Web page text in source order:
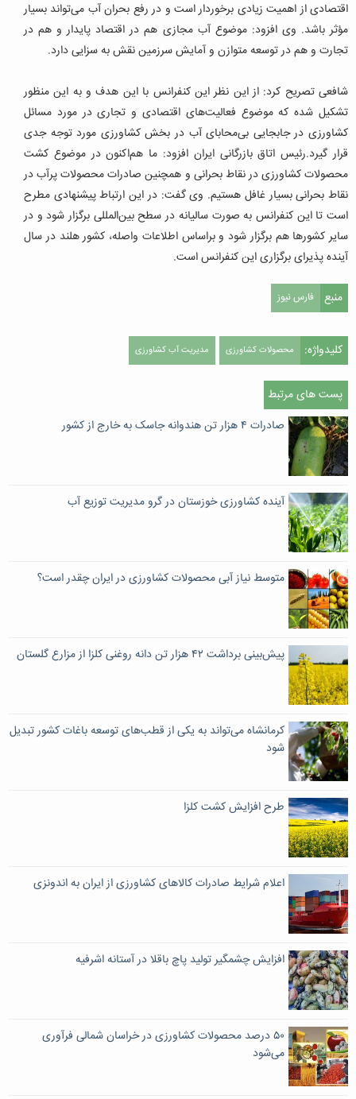
اقتصادی از اهمیت زیادی برخوردار است و در رفع بحران آب می‌تواند بسیار
مؤثر باشد. وی افزود: موضوع آب مجازی هم در اقتصاد پایدار و هم در
تجارت و هم در توسعه متوازن و آمایش سرزمین نقش به سزایی دارد.
شافعی تصریح کرد:‌ از این نظر این کنفرانس با این هدف و به این منظور
تشکیل شده که موضوع فعالیت‌های اقتصادی و تجاری در مورد مسائل
کشاورزی در جابجایی بی‌محابای آب در بخش کشاورزی مورد توجه جدی
قرار گیرد.رئیس اتاق بازرگانی ایران افزود: ما هم‌اکنون در موضوع کشت
محصولات کشاورزی در نقاط بحرانی و همچنین صادرات محصولات پرآب در
نقاط بحرانی بسیار غافل هستیم. وی گفت: در این ارتباط پیشنهادی مطرح
است تا این کنفرانس به صورت سالیانه در سطح بین‌المللی برگزار شود و در
سایر کشورها هم برگزار شود و براساس اطلاعات واصله، کشور هلند در سال
آینده پذیرای برگزاری این کنفرانس است.
منبع فارس نیوز
کلیدواژه: محصولات کشاورزی مدیریت آب کشاورزی
پست های مرتبط
صادرات ۴ هزار تن هندوانه‌ جاسک به خارج از کشور
آینده کشاورزی خوزستان در گرو مدیریت توزیع آب
متوسط نیاز آبی محصولات کشاورزی در ایران چقدر است؟
پیش‌بینی برداشت ۴۲ هزار تن دانه روغنی کلزا از مزارع گلستان
کرمانشاه می‌تواند به یکی از قطب‌های توسعه باغات کشور تبدیل
شود
طرح افزایش کشت کلزا
اعلام شرایط صادرات کالاهای کشاورزی از ایران به اندونزی
افزایش چشمگیر تولید پاچ باقلا در آستانه اشرفیه
۵۰ درصد محصولات کشاورزی در خراسان شمالی فرآوری
می‌شود